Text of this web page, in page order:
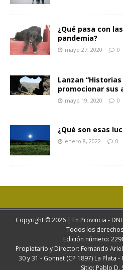
¿Qué pasa con
pandemia?
mayo 27, 2020 0
Lanzan
promocionar sus
mayo 19, 2020 0
¿Qué son esas
enero 8, 2022 0
Copyright © 2026 | En Provincia -
Todos los
Edición número:
Propietario y Director: Fernando
30 y 31 - Gonnet (CP 1897) La Plata
Sitio: Pablo D.